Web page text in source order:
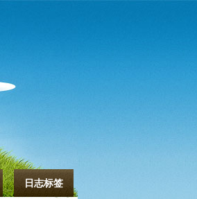
日志标签